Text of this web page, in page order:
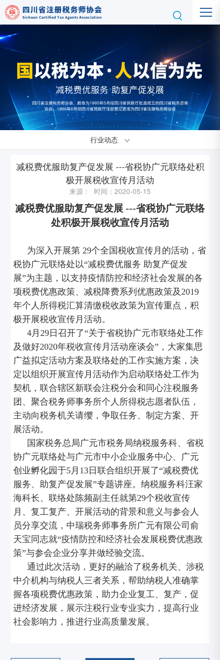
行业动态
减税费优服助复产促发展 ---省税协广元联络处积
极开展税收宣传月活动
来源： 时间：2020-05-15
减税费优服助复产促发展 ---省税协广元联络
处积极开展税收宣传月活动
为深入开展第 29个全国税收宣传月的活动，省
税协广元联络处以“减税费优服务 助复产促发
展”为主题，以支持疫情防控和经济社会发展的各
项税费优惠政策、减税降费系列优惠政策及2019
年个人所得税汇算清缴税收政策为宣传重点，积
极开展税收宣传月活动。
4月29日召开了“关于省税协广元市联络处工作
及做好2020年税收宣传月活动座谈会”，大家集思
广益拟定活动方案及联络处的工作实施方案，决
定以组织开展宣传月活动作为启动联络处工作为
契机，联合辖区新联会注税分会和同心注税服务
团、聚合税务师事务所个人所得税志愿者队伍，
主动向税务机关请缨，争取任务、制定方案、开
展活动。
国家税务总局广元市税务局纳税服务科、省税
协广元联络处与广元市中小企业服务中心、广元
创业孵化园于5月13日联合组织开展了“减税费优
服务、助复产促发展”专题讲座。纳税服务科汪家
海科长、联络处陈频副主任就第29个税收宣传
月、复工复产、开展活动的背景和意义与参会人
员分享交流，中瑞税务师事务所广元有限公司俞
天宝同志就“疫情防控和经济社会发展税费优惠政
策”与参会企业分享并做经验交流。
通过此次活动，更好的融洽了税务机关、涉税
中介机构与纳税人三者关系，帮助纳税人准确掌
握各项税费优惠政策，助力企业复工、复产，促
进经济发展，展示注税行业专业实力，提高行业
社会影响力，推进行业高质量发展。